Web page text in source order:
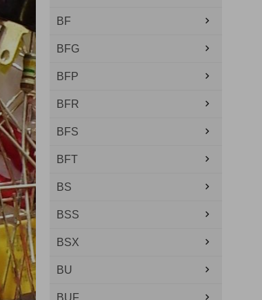
BF
BFG
BFP
BFR
BFS
BFT
BS
BSS
BSX
BU
BUF